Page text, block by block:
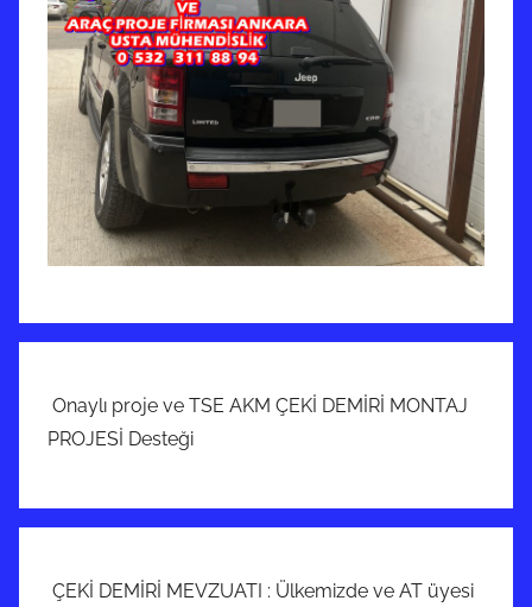
Onaylı proje ve TSE AKM ÇEKİ DEMİRİ MONTAJ
PROJESİ Desteği
ÇEKİ DEMİRİ MEVZUATI : Ülkemizde ve AT üyesi